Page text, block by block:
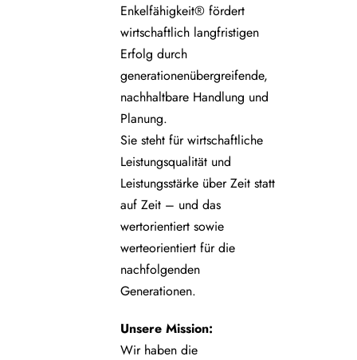
Enkelfähigkeit® fördert
wirtschaftlich langfristigen
Erfolg durch
generationenübergreifende,
nachhaltbare Handlung und
Planung.
Sie steht für wirtschaftliche
Leistungsqualität und
Leistungsstärke über Zeit statt
auf Zeit – und das
wertorientiert sowie
werteorientiert für die
nachfolgenden
Generationen.
Unsere Mission:
Wir haben die